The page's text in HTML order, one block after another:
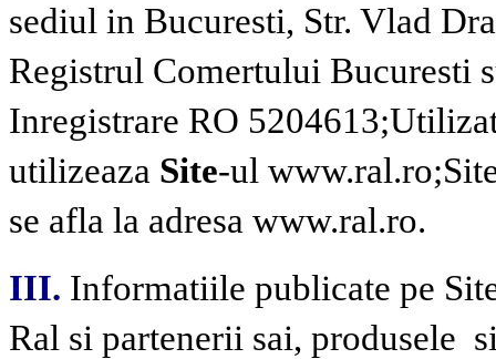
sediul in Bucuresti, Str. Vlad
Registrul Comertului Bucuresti
Inregistrare RO 5204613;
utilizeaza Site-ul www.ral.ro;
se afla la adresa www.ral.ro.
III. Informatiile publicate pe
Ral si partenerii sai, produsele